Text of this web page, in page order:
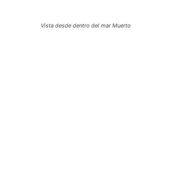
Vista desde dentro del mar Muerto